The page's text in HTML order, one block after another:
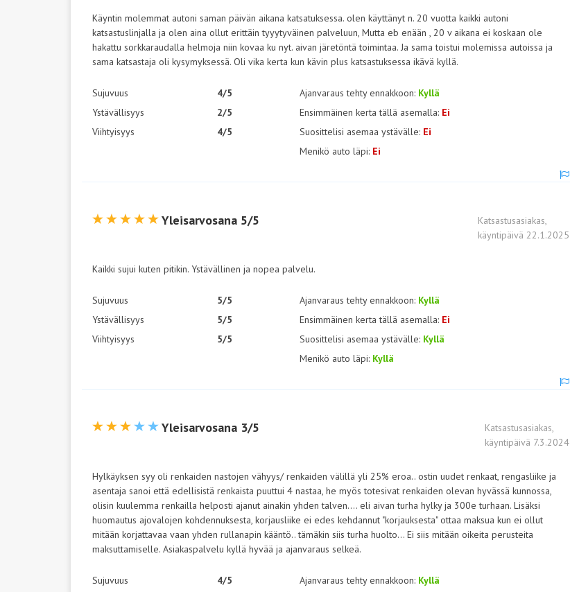
Käyntin molemmat autoni saman päivän aikana katsatuksessa. olen käyttänyt n. 20 vuotta kaikki autoni
katsastuslinjalla ja olen aina ollut erittäin tyyytyväinen palveluun, Mutta eb enään , 20 v aikana ei koskaan ole
hakattu sorkkaraudalla helmoja niin kovaa ku nyt. aivan järetöntä toimintaa. Ja sama toistui molemissa autoissa ja
sama katsastaja oli kysymyksessä. Oli vika kerta kun kävin plus katsastuksessa ikävä kyllä.
Sujuvuus
Ystävällisyys
Viihtyisyys
4/5
2/5
4/5
Ajanvaraus tehty ennakkoon: Kyllä
Ensimmäinen kerta tällä asemalla: Ei
Suosittelisi asemaa ystävälle: Ei
Menikö auto läpi: Ei
Yleisarvosana 5/5
Katsastusasiakas,
käyntipäivä 22.1.2025
Kaikki sujui kuten pitikin. Ystävällinen ja nopea palvelu.
Sujuvuus
Ystävällisyys
Viihtyisyys
5/5
5/5
5/5
Ajanvaraus tehty ennakkoon: Kyllä
Ensimmäinen kerta tällä asemalla: Ei
Suosittelisi asemaa ystävälle: Kyllä
Menikö auto läpi: Kyllä
Yleisarvosana 3/5
Katsastusasiakas,
käyntipäivä 7.3.2024
Hylkäyksen syy oli renkaiden nastojen vähyys/ renkaiden välillä yli 25% eroa.. ostin uudet renkaat, rengasliike ja
asentaja sanoi että edellisistä renkaista puuttui 4 nastaa, he myös totesivat renkaiden olevan hyvässä kunnossa,
olisin kuulemma renkailla helposti ajanut ainakin yhden talven.... eli aivan turha hylky ja 300e turhaan. Lisäksi
huomautus ajovalojen kohdennuksesta, korjausliike ei edes kehdannut "korjauksesta" ottaa maksua kun ei ollut
mitään korjattavaa vaan yhden rullanapin kääntö.. tämäkin siis turha huolto... Ei siis mitään oikeita perusteita
maksuttamiselle. Asiakaspalvelu kyllä hyvää ja ajanvaraus selkeä.
Sujuvuus
4/5
Ajanvaraus tehty ennakkoon: Kyllä